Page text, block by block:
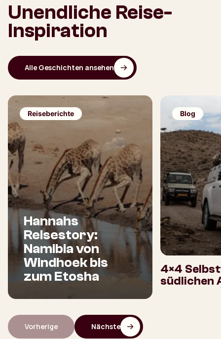
Unendliche Reise-
Inspiration
Alle Geschichten ansehen
Reiseberichte
Hannahs
Reisestory:
Namibia von
Windhoek bis
zum Etosha
Blog
4×4
südlichen
Vorherige Nächste